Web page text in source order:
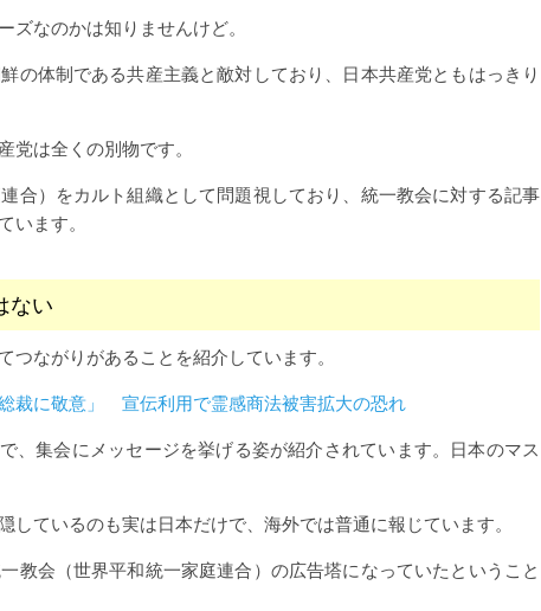
なのかは知りませんけど。
の体制である共産主義と敵対しており、日本共産党ともはっきり
は全くの別物です。
合）をカルト組織として問題視しており、統一教会に対する記事
います。
ない
ながりがあることを紹介しています。
裁に敬意」 宣伝利用で霊感商法被害拡大の恐れ
、集会にメッセージを挙げる姿が紹介されています。日本のマス
ているのも実は日本だけで、海外では普通に報じています。
教会（世界平和統一家庭連合）の広告塔になっていたということ